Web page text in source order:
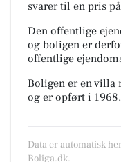
svarer til en pris
Den offentlige
og boligen er
offentlige
Boligen er en villa
og er opført i 1968.
Data er automatisk
Boliga.dk.